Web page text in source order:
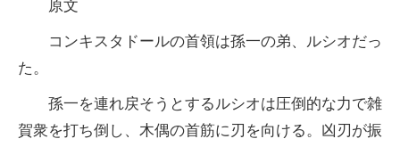
原文
コンキスタドールの首領は孫一の弟、ルシオだっ
た。
孫一を連れ戻そうとするルシオは圧倒的な力で雑
賀衆を打ち倒し、木偶の首筋に刃を向ける。凶刃が振